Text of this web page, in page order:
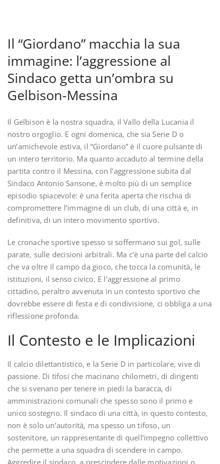
Il “Giordano” macchia la sua
immagine: l’aggressione al
Sindaco getta un’ombra su
Gelbison-Messina
Il Gelbison è la nostra squadra, il Vallo della Lucania il
nostro orgoglio. E ogni domenica, che sia Serie D o
un’amichevole estiva, il “Giordano” è il cuore pulsante di
un intero territorio. Ma quanto accaduto al termine della
partita contro il Messina, con l’aggressione subita dal
Sindaco Antonio Sansone, è molto più di un semplice
episodio spiacevole: è una ferita aperta che rischia di
compromettere l’immagine di un club, di una città e, in
definitiva, di un intero movimento sportivo.
Le cronache sportive spesso si soffermano sui gol, sulle
parate, sulle decisioni arbitrali. Ma c’è una parte del calcio
che va oltre il campo da gioco, che tocca la comunità, le
istituzioni, il senso civico. E l’aggressione al primo
cittadino, peraltro avvenuta in un contesto sportivo che
dovrebbe essere di festa e di condivisione, ci obbliga a una
riflessione profonda.
Il Contesto e le Implicazioni
Il calcio dilettantistico, e la Serie D in particolare, vive di
passione. Di tifosi che macinano chilometri, di dirigenti
che si svenano per tenere in piedi la baracca, di
amministrazioni comunali che spesso sono il primo e
unico sostegno. Il sindaco di una città, in questo contesto,
non è solo un’autorità, ma spesso un tifoso, un
sostenitore, un rappresentante di quell’impegno collettivo
che permette a una squadra di scendere in campo.
Aggredire il sindaco, a prescindere dalle motivazioni o